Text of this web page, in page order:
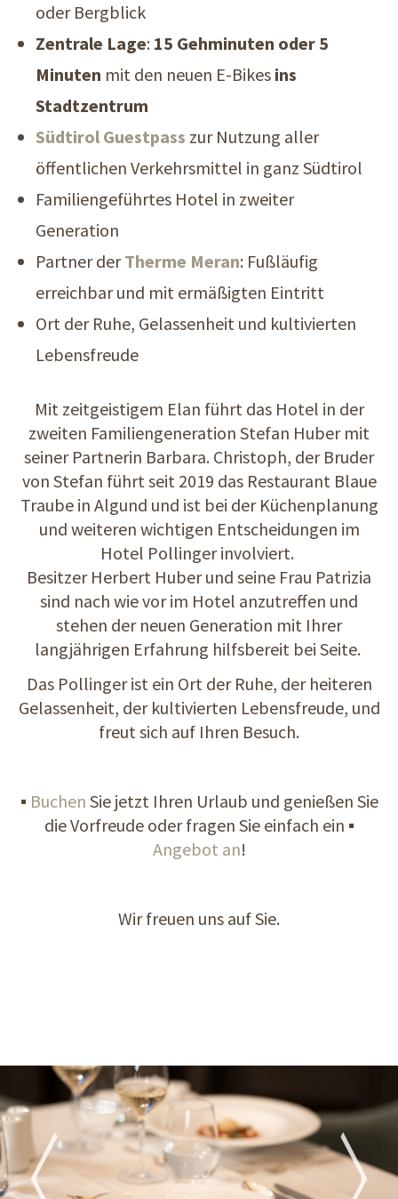
oder Bergblick
Zentrale Lage: 15 Gehminuten oder 5
Minuten mit den neuen E-Bikes ins
Stadtzentrum
Südtirol Guestpass zur Nutzung aller
öffentlichen Verkehrsmittel in ganz Südtirol
Familiengeführtes Hotel in zweiter
Generation
Partner derTherme Meran: Fußläufig
erreichbar und mit ermäßigten Eintritt
Ort der Ruhe, Gelassenheit und kultivierten
Lebensfreude
Mit zeitgeistigem Elan führt das Hotel in der
zweiten Familiengeneration Stefan Huber mit
seiner Partnerin Barbara. Christoph, der Bruder
von Stefan führt seit 2019 das Restaurant Blaue
Traube in Algund und ist bei der Küchenplanung
und weiteren wichtigen Entscheidungen im
Hotel Pollinger involviert.
Besitzer Herbert Huber und seine Frau Patrizia
sind nach wie vor im Hotel anzutreffen und
stehen der neuen Generation mit Ihrer
langjährigen Erfahrung hilfsbereit bei Seite.
Das Pollinger ist ein Ort der Ruhe, der heiteren
Gelassenheit, der kultivierten Lebensfreude, und
freut sich auf Ihren Besuch.
▪ Buchen Sie jetzt Ihren Urlaub und genießen Sie
die Vorfreude oder fragen Sie einfach ein ▪
Angebot an!
Wir freuen uns auf Sie.